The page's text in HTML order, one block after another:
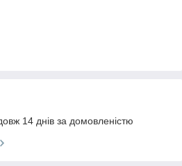
14 днів за домовленістю